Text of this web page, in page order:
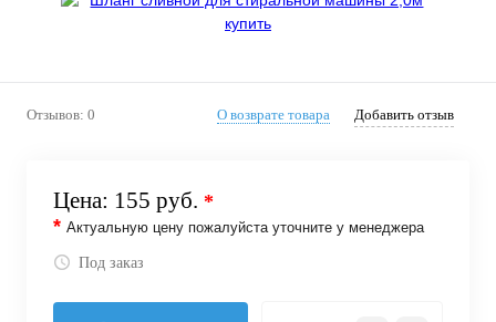
Отзывов: 0 О возврате товара Добавить отзыв
Цена: 155 руб. *
* Актуальную цену пожалуйста уточните у менеджера
Под заказ